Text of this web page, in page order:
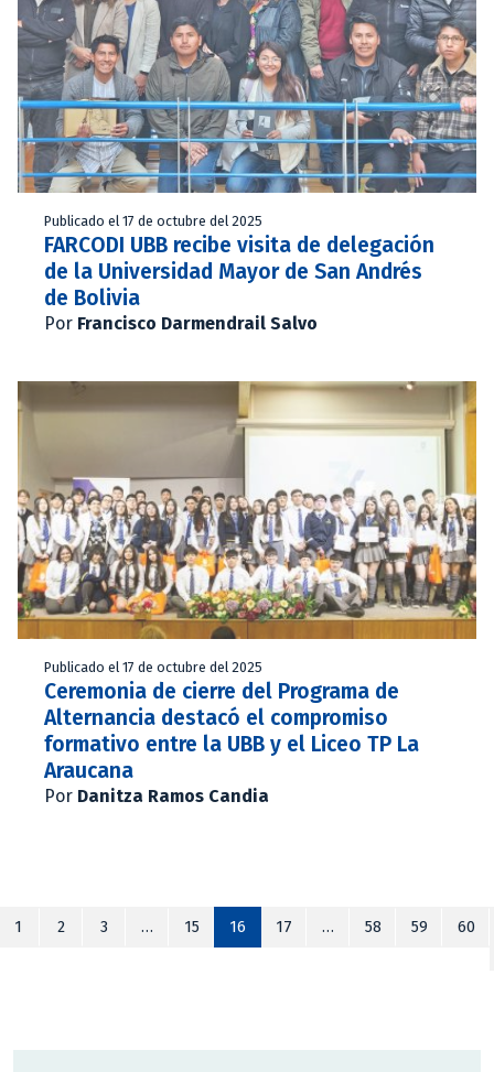
Publicado el 17 de octubre del 2025
FARCODI UBB recibe visita de delegación
de la Universidad Mayor de San Andrés
de Bolivia
Por Francisco Darmendrail Salvo
Publicado el 17 de octubre del 2025
Ceremonia de cierre del Programa de
Alternancia destacó el compromiso
formativo entre la UBB y el Liceo TP La
Araucana
Por Danitza Ramos Candia
1 2 3 … 15 16 17 … 58 59 60